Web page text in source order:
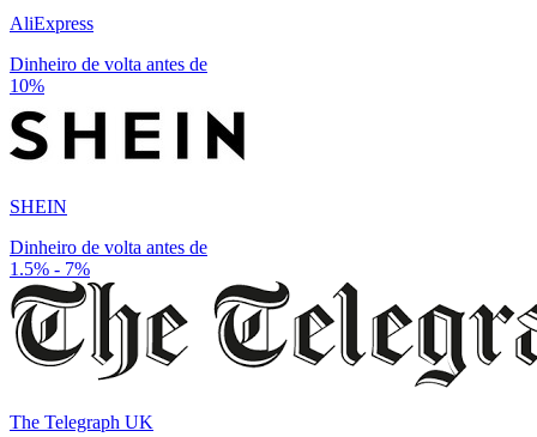
AliExpress
Dinheiro de volta antes de
10%
SHEIN
Dinheiro de volta antes de
1.5% - 7%
The Telegraph UK